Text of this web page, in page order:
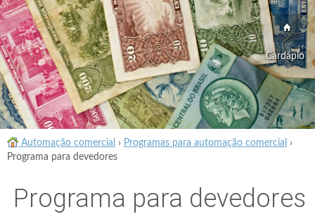
Cardápio
Automação comercial › Programas para automação comercial
›
Programa para devedores
Programa para devedores